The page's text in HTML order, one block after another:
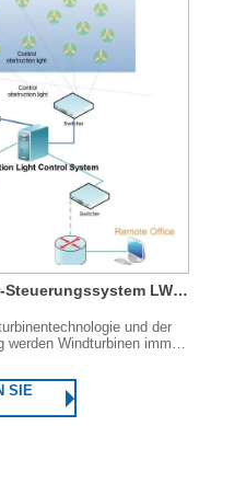
Windpark-Hindernisfeuer-Steuerungssystem LW-XF2.0
und der
Windturbinen immer
um den
...
SIE